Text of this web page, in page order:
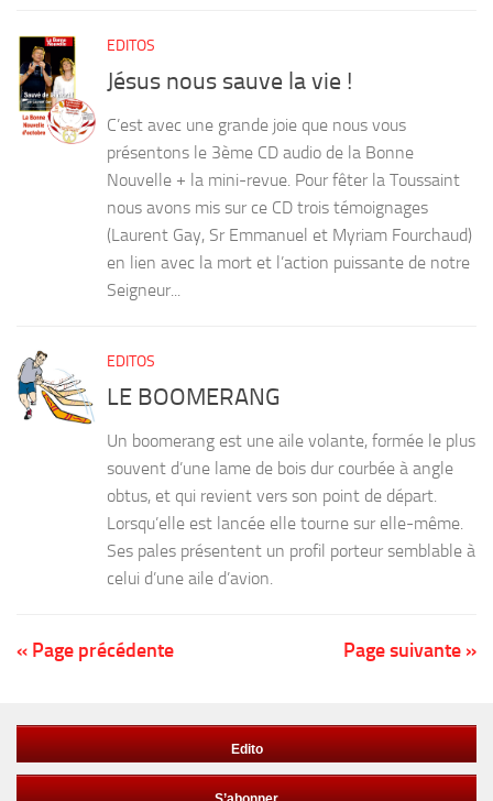
EDITOS
Jésus nous sauve la vie !
C’est avec une grande joie que nous vous
présentons le 3ème CD audio de la Bonne
Nouvelle + la mini-revue. Pour fêter la Toussaint
nous avons mis sur ce CD trois témoignages
(Laurent Gay, Sr Emmanuel et Myriam Fourchaud)
en lien avec la mort et l’action puissante de notre
Seigneur...
EDITOS
LE BOOMERANG
Un boomerang est une aile volante, formée le plus
souvent d’une lame de bois dur courbée à angle
obtus, et qui revient vers son point de départ.
Lorsqu’elle est lancée elle tourne sur elle-même.
Ses pales présentent un profil porteur semblable à
celui d’une aile d’avion.
« Page précédente Page suivante »
Edito